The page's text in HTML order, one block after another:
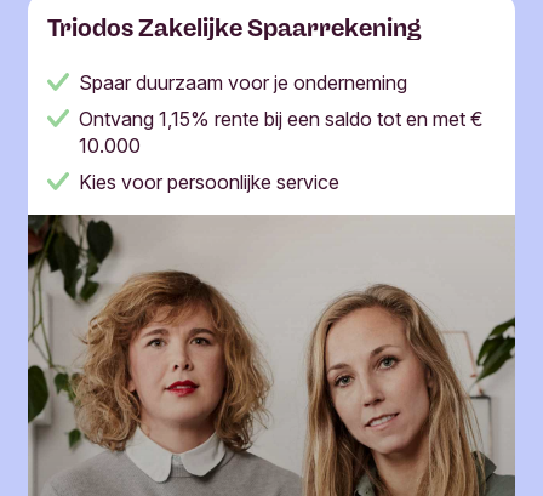
Triodos Zakelijke Spaarrekening
Spaar duurzaam voor je onderneming
Ontvang 1,15% rente bij een saldo tot en met €
10.000
Kies voor persoonlijke service